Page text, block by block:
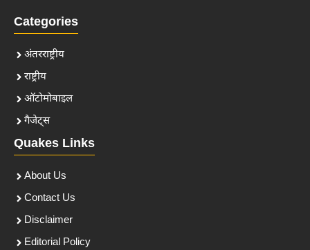
Categories
अंतरराष्ट्रीय
राष्ट्रीय
ऑटोमोबाइल
गैजेट्स
Quakes Links
About Us
Contact Us
Disclaimer
Editorial Policy